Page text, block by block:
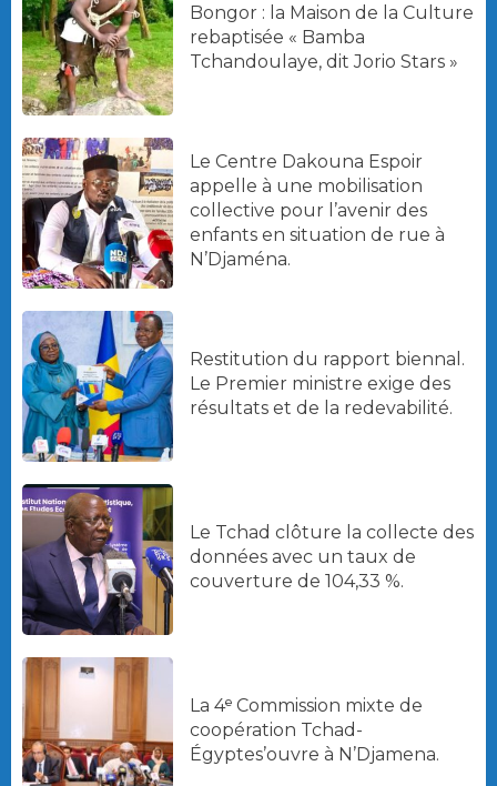
Bongor : la Maison de la Culture
rebaptisée « Bamba
Tchandoulaye, dit Jorio Stars »
Le Centre Dakouna Espoir
appelle à une mobilisation
collective pour l’avenir des
enfants en situation de rue à
N’Djaména.
Restitution du rapport biennal.
Le Premier ministre exige des
résultats et de la redevabilité.
Le Tchad clôture la collecte des
données avec un taux de
couverture de 104,33 %.
La 4ᵉ Commission mixte de
coopération Tchad-
Égyptes’ouvre à N’Djamena.